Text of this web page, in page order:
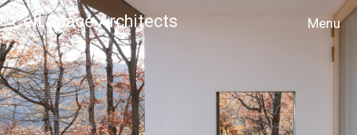
Cell Space Architects